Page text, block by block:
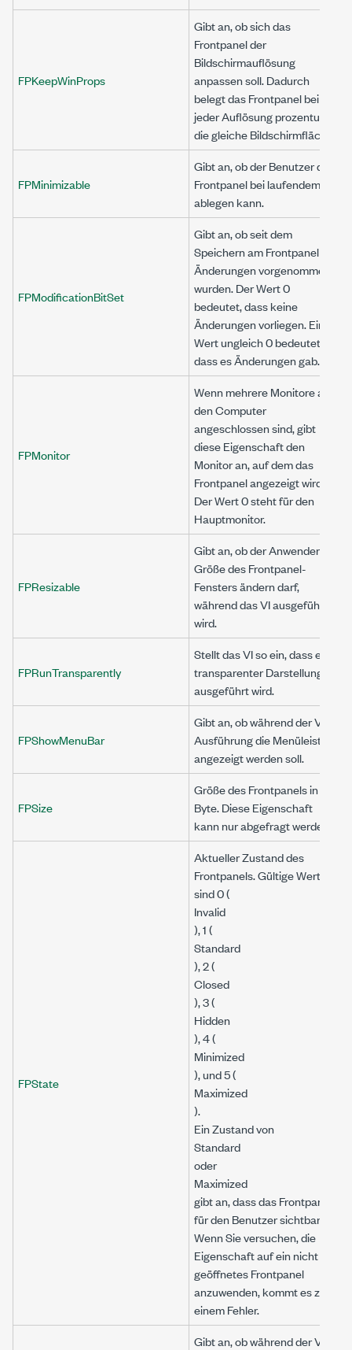
FPKeepWinProps
Gibt an, ob sich das
Frontpanel der
Bildschirmauflösung
anpassen soll. Dadurch
belegt das Frontpanel bei
jeder Auflösung prozentual
die gleiche Bildschirmfläche.
FPMinimizable
Gibt an, ob der Benutzer das
Frontpanel bei laufendem VI
ablegen kann.
FPModificationBitSet
Gibt an, ob seit dem
Speichern am Frontpanel
Änderungen vorgenommen
wurden. Der Wert 0
bedeutet, dass keine
Änderungen vorliegen. Ein
Wert ungleich 0 bedeutet,
dass es Änderungen gab.
FPMonitor
Wenn mehrere Monitore an
den Computer
angeschlossen sind, gibt
diese Eigenschaft den
Monitor an, auf dem das
Frontpanel angezeigt wird.
Der Wert 0 steht für den
Hauptmonitor.
FPResizable
Gibt an, ob der Anwender die
Größe des Frontpanel-
Fensters ändern darf,
während das VI ausgeführt
wird.
FPRunTransparently
Stellt das VI so ein, dass es in
transparenter Darstellung
ausgeführt wird.
FPShowMenuBar
Gibt an, ob während der VI-
Ausführung die Menüleiste
angezeigt werden soll.
FPSize
Größe des Frontpanels in
Byte. Diese Eigenschaft
kann nur abgefragt werden.
FPState
Aktueller Zustand des
Frontpanels. Gültige Werte
sind 0 (
Invalid
), 1 (
Standard
), 2 (
Closed
), 3 (
Hidden
), 4 (
Minimized
), und 5 (
Maximized
).
Ein Zustand von
Standard
oder
Maximized
gibt an, dass das Frontpanel
für den Benutzer sichtbar ist.
Wenn Sie versuchen, die
Eigenschaft auf ein nicht
geöffnetes Frontpanel
anzuwenden, kommt es zu
einem Fehler.
Gibt an, ob während der VI-